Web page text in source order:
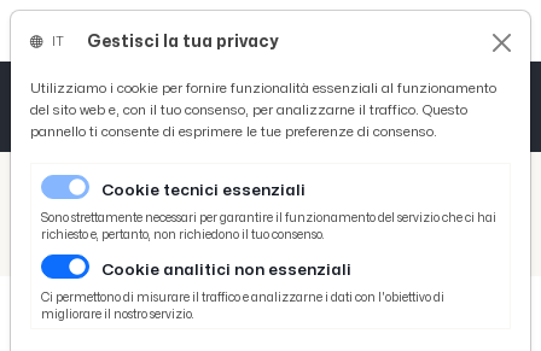
/ Picenotime
/ News
Regione Marche e Camera di Commercio insieme al Cibus di Parma. Presenti 35 imprese agroalimentari
Gestisci la tua privacy
Utilizziamo i cookie per fornire funzionalità essenziali al funzionamento
del sito web e, con il tuo consenso, per analizzarne il traffico. Questo
pannello ti consente di esprimere le tue preferenze di consenso.
Cookie tecnici essenziali
Sono strettamente necessari per garantire il funzionamento del servizio che ci hai
richiesto e, pertanto, non richiedono il tuo consenso.
Cookie analitici non essenziali
Ci permettono di misurare il traffico e analizzarne i dati con l'obiettivo di
migliorare il nostro servizio.
Tutto News
Tutto Sport
Basket
Ciclismo
Tutto Curiosità